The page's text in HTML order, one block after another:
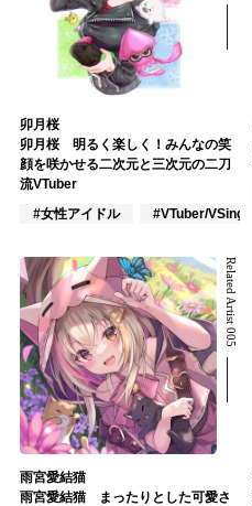
卯月桜
卯月桜 明るく楽しく！みんなの笑
顔を咲かせる二次元と三次元の二刀
流VTuber
#女性アイドル
#VTuber/VSinger
Related Artist 005
雨宮愛結猫
雨宮愛結猫 まったりとした可愛さ